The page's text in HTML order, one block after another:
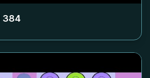
384